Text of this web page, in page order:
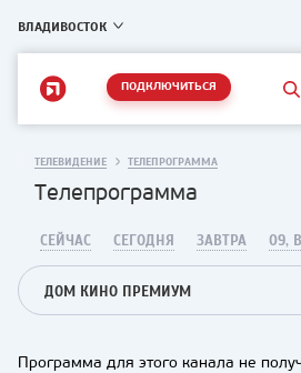
ВЛАДИВОСТОК
ПОДКЛЮЧИТЬСЯ
ТЕЛЕВИДЕНИЕ ТЕЛЕПРОГРАММА
Телепрограмма
СЕЙЧАС СЕГОДНЯ ЗАВТРА 09,
ДОМ КИНО ПРЕМИУМ
Программа для этого канала не